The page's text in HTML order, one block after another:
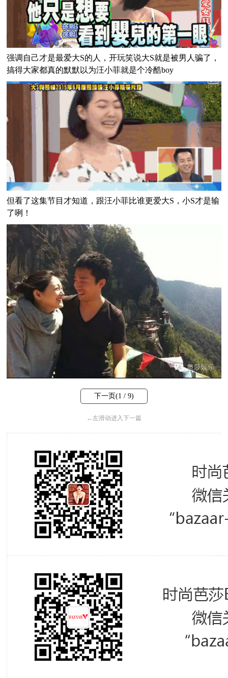
强调自己才是最爱大S的人，开玩笑说大S就是被男人骗了，
搞得大家都真的默默以为汪小菲就是个冷酷boy
但看了这集节目才知道，跟汪小菲比谁更爱大S，小S才是输
了咧！
下一页(1 / 9)
←左滑动进入下一篇